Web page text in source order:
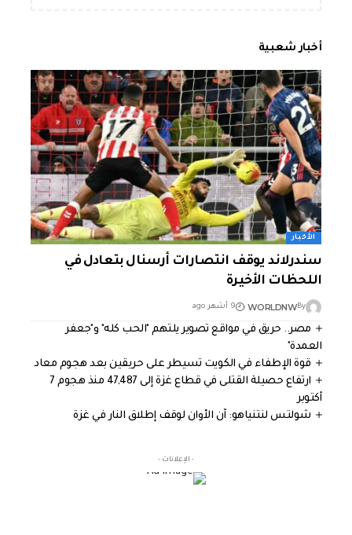
أخبار شعبية
الأخبار
سندرلاند يوقف انتصارات أرسنال بتعادل في
اللحظات الأخيرة
By
WORLDNW 9 أشهر ago
مصر.. حريق في مواقع تصوير يلتهم "الحب كله" و"جعفر
العمدة"
قوة الإطفاء في الكويت تسيطر على حريقين بعد هجوم معاد
ارتفاع حصيلة القتلى في قطاع غزة إلى 47,487 منذ هجوم 7
أكتوبر
شولتس لنتنياهو: آن الأوان لوقف إطلاق النار في غزة
- الإعلانات -